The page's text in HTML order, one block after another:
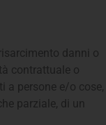
danni o
contrattuale o
a persone e/o cose,
parziale, di un